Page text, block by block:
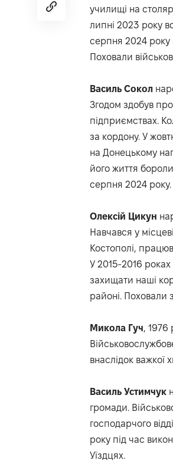
училищі на
липні 2023 року
серпня 2024 року
Поховали
Василь Сокол
Згодом здобув
підприємствах.
за кордону. У
на Донецькому
його життя
серпня 2024 року.
Олексій Цикун
Навчався у
Костополі,
У 2015-2016 роках
захищати наші
районі. Поховали
Микола Гуч, 1976
внаслідок важкої
Василь Устимчук
громади.
господарчого
року під час
Уїздцях.